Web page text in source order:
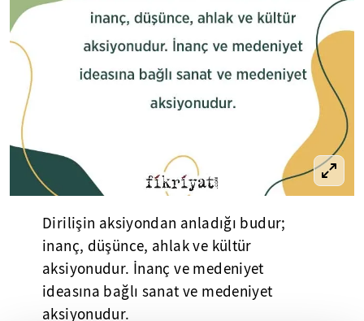
Dirilişin aksiyondan anladığı budur;
inanç, düşünce, ahlak ve kültür
aksiyonudur. İnanç ve medeniyet
ideasına bağlı sanat ve medeniyet
aksiyonudur.